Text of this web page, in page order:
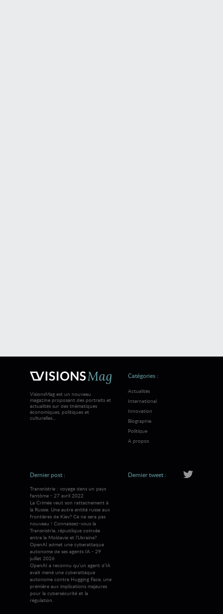
VisionsMag est un nouveau
magazine proposant des portraits et
actualités sur des thématiques
économiques, politiques et
culturelles...
Catégories :
Actualités
International
Innovation
Biographie
Politique
A propos
Dernier post :
Transnistrie : voyage dans un pays
fantôme - 27 avril 2022
La Crimée veut son rattachement à
la Russie. Une autre entité russe aux
frontières de Kiev? Ce ne sera pas
nouveau ! Connaissez-vous la
Transnistrie, république coincée
entre la Moldavie et l’Ukraine?
OpenAI admet une cyberattaque
autonome de ses agents IA - 29
juillet 2026
OpenAI a reconnu qu’un agent d’IA
avait mené une cyberattaque
autonome contre Hugging Face, une
première aux implications majeures
pour la cybersécurité et la
régulation.
Dernier tweet :